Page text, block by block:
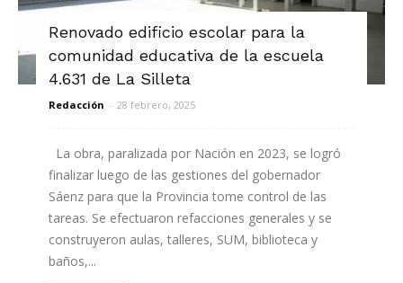
Renovado edificio escolar para la
comunidad educativa de la escuela
4.631 de La Silleta
Redacción - 28 febrero, 2025
La obra, paralizada por Nación en 2023, se logró
finalizar luego de las gestiones del gobernador
Sáenz para que la Provincia tome control de las
tareas. Se efectuaron refacciones generales y se
construyeron aulas, talleres, SUM, biblioteca y
baños,...